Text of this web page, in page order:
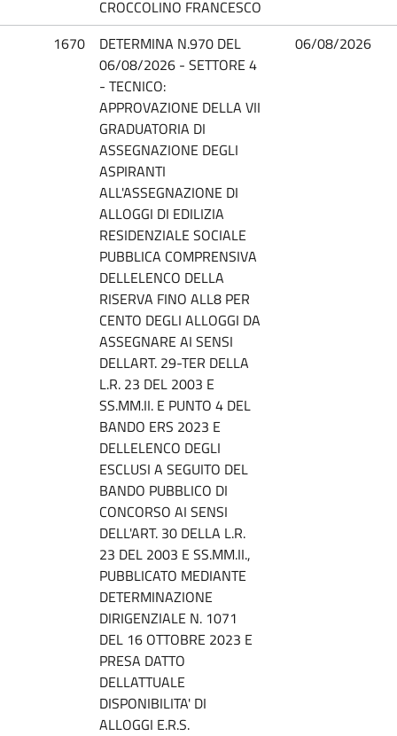
CROCCOLINO FRANCESCO
1670
DETERMINA N.970 DEL
06/08/2026 - SETTORE 4
- TECNICO:
APPROVAZIONE DELLA VII
GRADUATORIA DI
ASSEGNAZIONE DEGLI
ASPIRANTI
ALL'ASSEGNAZIONE DI
ALLOGGI DI EDILIZIA
RESIDENZIALE SOCIALE
PUBBLICA COMPRENSIVA
DELLELENCO DELLA
RISERVA FINO ALL8 PER
CENTO DEGLI ALLOGGI DA
ASSEGNARE AI SENSI
DELLART. 29-TER DELLA
L.R. 23 DEL 2003 E
SS.MM.II. E PUNTO 4 DEL
BANDO ERS 2023 E
DELLELENCO DEGLI
ESCLUSI A SEGUITO DEL
BANDO PUBBLICO DI
CONCORSO AI SENSI
DELL'ART. 30 DELLA L.R.
23 DEL 2003 E SS.MM.II.,
PUBBLICATO MEDIANTE
DETERMINAZIONE
DIRIGENZIALE N. 1071
DEL 16 OTTOBRE 2023 E
PRESA DATTO
DELLATTUALE
DISPONIBILITA' DI
ALLOGGI E.R.S.
06/08/2026